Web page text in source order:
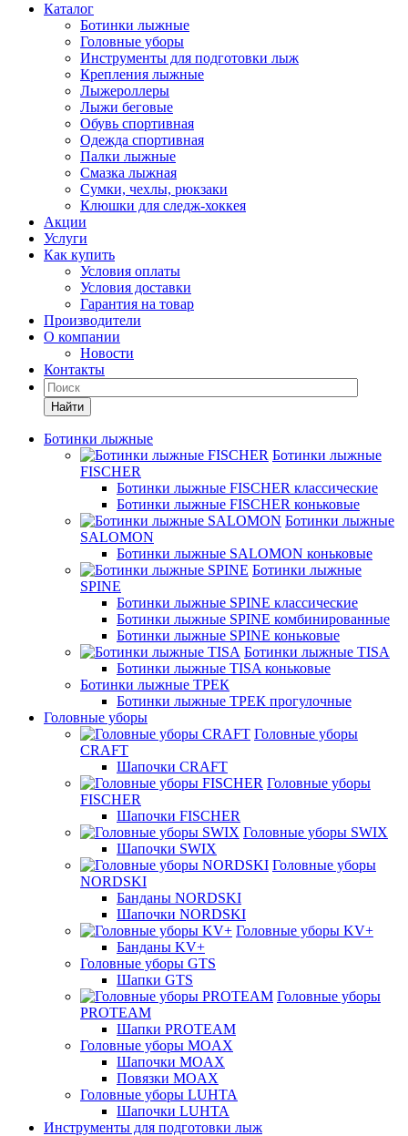
Каталог
Ботинки лыжные
Головные уборы
Инструменты для подготовки лыж
Крепления лыжные
Лыжероллеры
Лыжи беговые
Обувь спортивная
Одежда спортивная
Палки лыжные
Смазка лыжная
Сумки, чехлы, рюкзаки
Клюшки для следж-хоккея
Акции
Услуги
Как купить
Условия оплаты
Условия доставки
Гарантия на товар
Производители
О компании
Новости
Контакты
Найти
Ботинки лыжные
Ботинки лыжные
FISCHER
Ботинки лыжные FISCHER классические
Ботинки лыжные FISCHER коньковые
Ботинки лыжные
SALOMON
Ботинки лыжные SALOMON коньковые
Ботинки лыжные
SPINE
Ботинки лыжные SPINE классические
Ботинки лыжные SPINE комбинированные
Ботинки лыжные SPINE коньковые
Ботинки лыжные TISA
Ботинки лыжные TISA коньковые
Ботинки лыжные ТРЕК
Ботинки лыжные ТРЕК прогулочные
Головные уборы
Головные уборы
CRAFT
Шапочки CRAFT
Головные уборы
FISCHER
Шапочки FISCHER
Головные уборы SWIX
Шапочки SWIX
Головные уборы
NORDSKI
Банданы NORDSKI
Шапочки NORDSKI
Головные уборы KV+
Банданы KV+
Головные уборы GTS
Шапки GTS
Головные уборы
PROTEAM
Шапки PROTEAM
Головные уборы MOAX
Шапочки MOAX
Повязки MOAX
Головные уборы LUHTA
Шапочки LUHTA
Инструменты для подготовки лыж